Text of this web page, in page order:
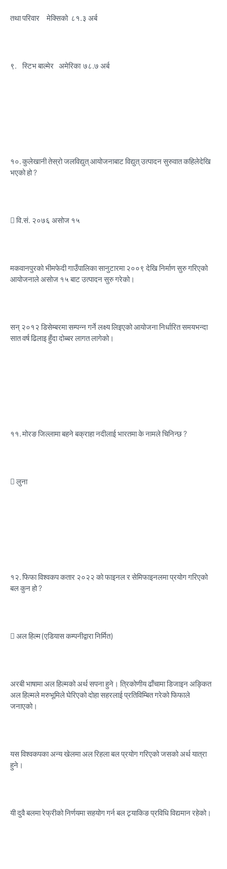
तथा परिवार मेक्सिको ८१.३ अर्ब
९. स्टिभ बाल्मेर अमेरिका ७८.७ अर्ब
१०.कुलेखानी तेस्रो जलविद्युत् आयोजनाबाट विद्युत् उत्पादन सुरुवात कहिलेदेखि
भएको हो ?
 वि.सं. २०७६ असोज १५
मकवानपुरको भीमफेदी गाउँपालिका सानुटारमा २००९ देखि निर्माण सुरु गरिएको
आयोजनाले असोज १५ बाट उत्पादन सुरु गरेको।
सन् २०१२ डिसेम्बरमा सम्पन्न गर्ने लक्ष्य लिइएको आयोजना निर्धारित समयभन्दा
सात वर्ष ढिलाइ हुँदा दोब्बर लागत लागेको।
११.मोरङ जिल्लामा बहने बक्राहा नदीलाई भारतमा के नामले चिनिन्छ ?
 लुना
१२.फिफा विश्वकप कतार २०२२ को फाइनल र सेमिफाइनलमा प्रयोग गरिएको
बल कुन हो ?
 अल हिल्म (एडियास कम्पनीद्वारा निर्मित)
अरबी भाषामा अल हिल्मको अर्थ सपना हुने। त्रिकोणीय ढाँचामा डिजाइन अङ्कित
अल हिल्मले मरुभूमिले घेरिएको दोहा सहरलाई प्रतिविम्बित गरेको फिफाले
जनाएको।
यस विश्वकपका अन्य खेलमा अल रिहला बल प्रयोग गरिएको जसको अर्थ यात्रा
हुने।
यी दुवै बलमा रेफ्रीको निर्णयमा सहयोग गर्न बल ट्र्याकिङ प्रविधि विद्यमान रहेको।